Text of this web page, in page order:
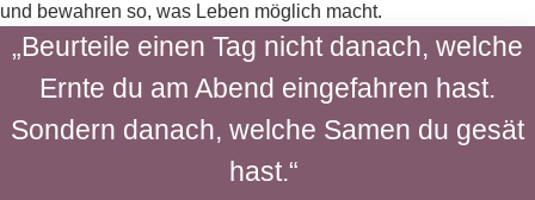
und bewahren so, was Leben möglich macht.
„Beurteile einen Tag nicht danach, welche
Ernte du am Abend eingefahren hast.
Sondern danach, welche Samen du gesät
hast.“